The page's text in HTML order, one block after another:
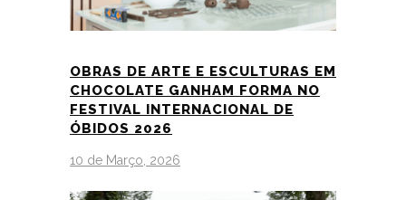
OBRAS DE ARTE E ESCULTURAS EM
CHOCOLATE GANHAM FORMA NO
FESTIVAL INTERNACIONAL DE
ÓBIDOS 2026
10 de Março, 2026